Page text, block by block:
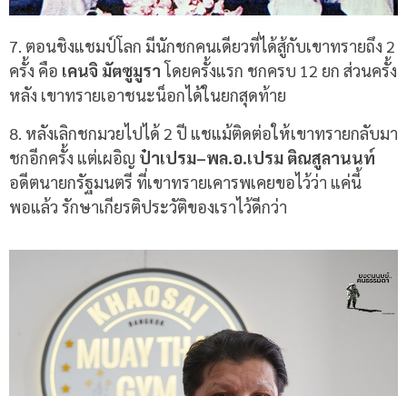
7. ตอนชิงแชมป์โลก มีนักชกคนเดียวที่ได้สู้กับเขาทรายถึง 2
ครั้ง คือ เคนจิ มัตซูมูรา โดยครั้งแรก ชกครบ 12 ยก ส่วนครั้ง
หลัง เขาทรายเอาชนะน็อกได้ในยกสุดท้าย
8. หลังเลิกชกมวยไปได้ 2 ปี แชแม้ติดต่อให้เขาทรายกลับมา
ชกอีกครั้ง แต่เผอิญ ป๋าเปรม–พล.อ.เปรม ติณสูลานนท์
อดีตนายกรัฐมนตรี ที่เขาทรายเคารพเคยขอไว้ว่า แค่นี้
พอแล้ว รักษาเกียรติประวัติของเราไว้ดีกว่า